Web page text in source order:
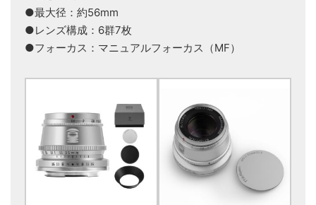
●最大径：約56mm
●レンズ構成：6群7枚
●フォーカス：マニュアルフォーカス（MF）